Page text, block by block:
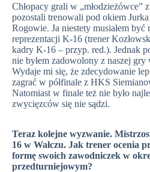
Chłopacy grali w „młodzieżówce”
pozostali trenowali pod okiem
Rogowie. Ja niestety musiałem być
reprezentacji K-16 (trener
kadry K-16 – przyp. red.). Jednak
nie byłem zadowolony z naszej gry
Wydaje mi się, że zdecydowanie
zagrać w półfinale z HKS
Natomiast w finale też nie było
zwycięzców się nie sądzi.
Teraz kolejne wyzwanie.
16 w Wałczu. Jak trener ocenia
formę swoich zawodniczek w
przedturniejowym?